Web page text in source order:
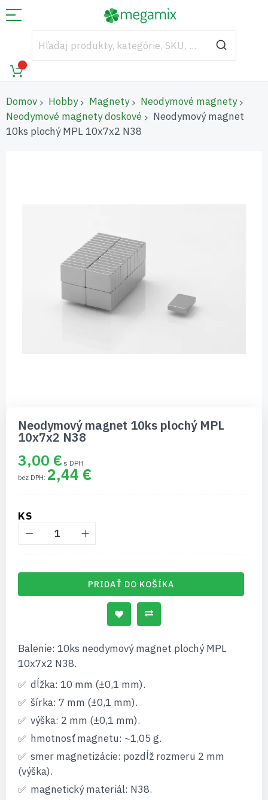
Domov Hobby Magnety
Neodymové magnety
Neodymové magnety doskové
Neodymový magnet
10ks plochý MPL 10x7x2 N38
začiatok
galérie
Neodymový magnet 10ks plochý MPL
10x7x2 N38
3,00 €
2,44 €
KS
PRIDAŤ DO KOŠÍKA
Balenie: 10ks neodymový magnet plochý MPL
10x7x2 N38.
dĺžka: 10 mm (±0,1 mm).
šírka: 7 mm (±0,1 mm).
výška: 2 mm (±0,1 mm).
hmotnosť magnetu: ~1,05 g.
smer magnetizácie: pozdĺž rozmeru 2 mm
(výška).
magnetický materiál: N38.